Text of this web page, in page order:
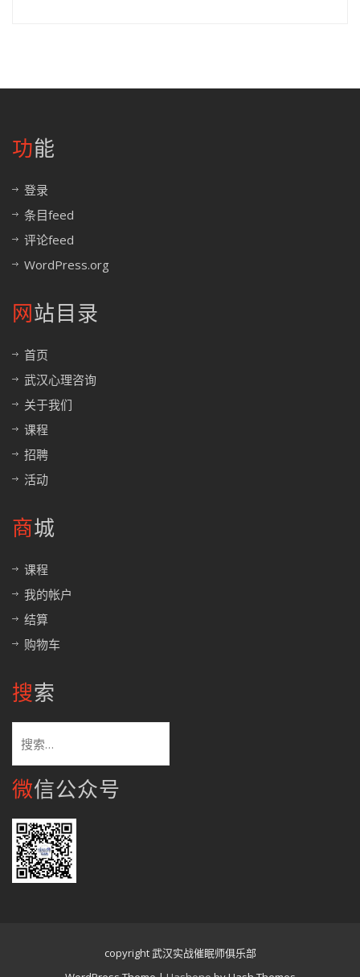
功能
登录
条目feed
评论feed
WordPress.org
网站目录
首页
武汉心理咨询
关于我们
课程
招聘
活动
商城
课程
我的帐户
结算
购物车
搜索
索：
微信公众号
copyright 武汉实战催眠师俱乐部